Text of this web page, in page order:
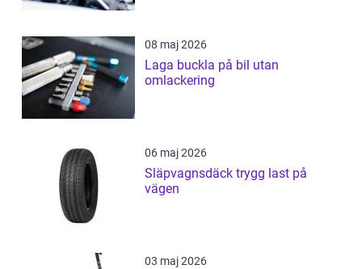
08 maj 2026
Laga buckla på bil utan
omlackering
06 maj 2026
Släpvagnsdäck trygg last på
vägen
03 maj 2026